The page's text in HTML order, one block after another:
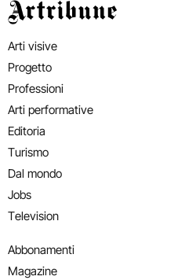
Artribune
Arti visive
Progetto
Professioni
Arti performative
Editoria
Turismo
Dal mondo
Jobs
Television
Abbonamenti
Magazine